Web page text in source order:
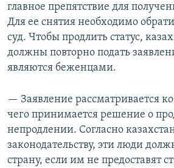
главное препятствие для
Для ее снятия необходимо
суд. Чтобы продлить статус,
должны повторно подать
являются беженцами.
— Заявление рассматривается
чего принимается решение о
непродлении. Согласно
законодательству, эти люди
страну, если им не предоставят